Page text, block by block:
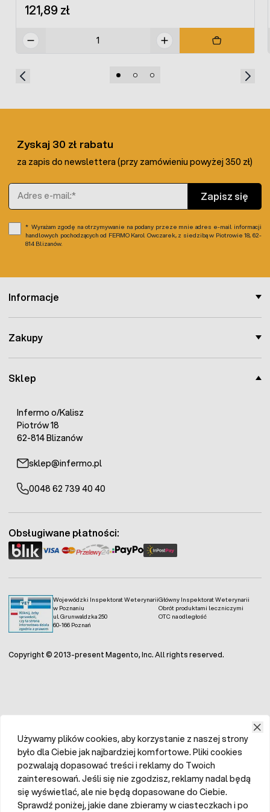
potrzeby stosowania dodatkowych elementów
- porcelanowym izolatorem
okrągłym
W ofercie dostępny jest równieżprzewód 50Wo długości
121,89 zł
Sklep
Infermo o/Kalisz
Piotrów 18
62-814 Blizanów
sklep@infermo.pl
0048 62 739 40 40
Informacje
Zakupy
Zyskaj 30 zł rabatu
za zapis do newslettera (przy zamówieniu powyżej 350 zł)
Adres e-mail
Zapisz się
Wyrażam zgodę na otrzymywanie na podany przeze mnie adres e-mail informacji
handlowych pochodzących od FERMO Karol Owczarek, z siedzibą w Piotrowie 18, 62-
814 Blizanów.
Wojewódzki Inspektorat Weterynarii
w Poznaniu
ul. Grunwaldzka 250
60-166 Poznań
Główny Inspektorat Weterynarii
Obrót produktami leczniczymi
OTC na odległość
Obsługiwane płatności:
Copyright © 2013-present Magento, Inc. All rights reserved.
Używamy plików cookies, aby korzystanie z naszej strony
było dla Ciebie jak najbardziej komfortowe. Pliki cookies
pozwalają dopasować treści i reklamy do Twoich
zainteresowań. Jeśli się nie zgodzisz, reklamy nadal będą
się wyświetlać, ale nie będą dopasowane do Ciebie.
Sprawdź poniżej, jakie dane zbieramy w ciasteczkach i po